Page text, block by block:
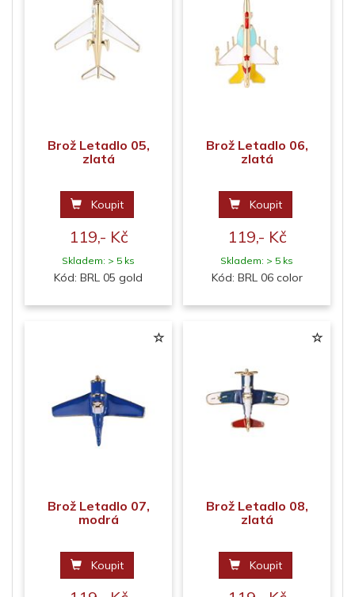
Brož Letadlo 05,
zlatá
Koupit
119,- Kč
Skladem: > 5 ks
Kód: BRL 05 gold
Brož Letadlo 06,
zlatá
Koupit
119,- Kč
Skladem: > 5 ks
Kód: BRL 06 color
Brož Letadlo 07,
modrá
Koupit
Brož Letadlo 08,
zlatá
Koupit